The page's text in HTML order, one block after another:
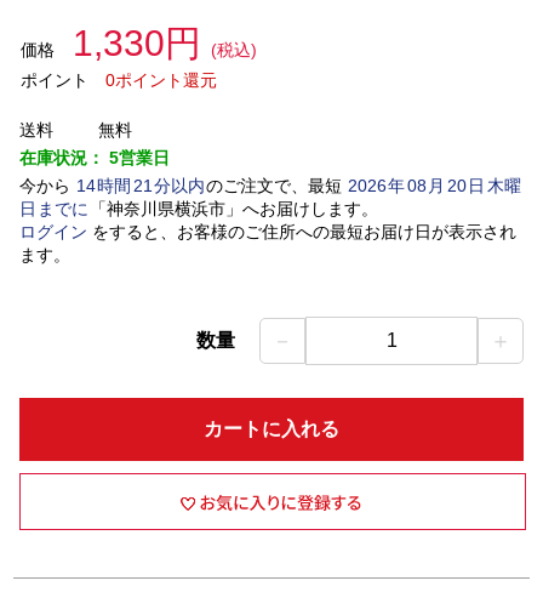
価格 1,330円
(税込)
ポイント
0ポイント還元
送料
無料
在庫状況： 5営業日
今から 14時間 21 分以内のご注文で、最短 2026年08 月 20日木曜
日 までに 「神奈川県横浜市」 へお届けします。
ログイン をすると、お客様のご住所への最短お届け日が表示され
ます。
数量 － 1 ＋
カートに入れる